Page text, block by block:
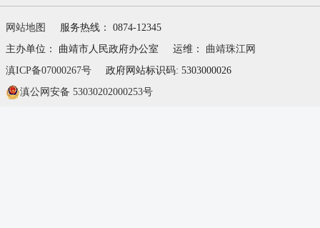
网站地图
服务热线： 0874-12345
主办单位： 曲靖市人民政府办公室
运维： 曲靖珠江网
滇ICP备07000267号
政府网站标识码: 5303000026
滇公网安备 53030202000253号